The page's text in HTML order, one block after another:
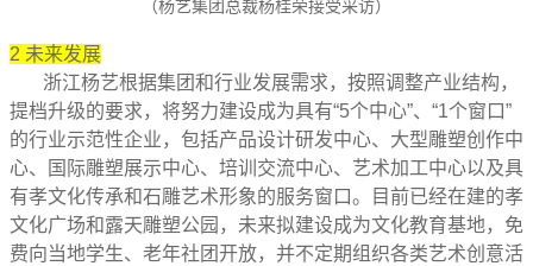
（杨艺集团总裁杨桂荣接受采访）
2 未来发展
浙江杨艺根据集团和行业发展需求，按照调整产业结构，
提档升级的要求，将努力建设成为具有“5个中心”、“1个窗口”
的行业示范性企业，包括产品设计研发中心、大型雕塑创作中
心、国际雕塑展示中心、培训交流中心、艺术加工中心以及具
有孝文化传承和石雕艺术形象的服务窗口。目前已经在建的孝
文化广场和露天雕塑公园，未来拟建设成为文化教育基地，免
费向当地学生、老年社团开放，并不定期组织各类艺术创意活